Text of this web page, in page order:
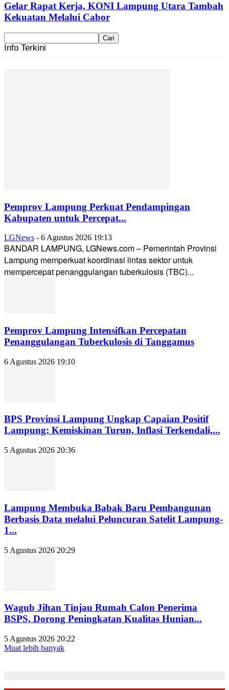
Gelar Rapat Kerja, KONI Lampung Utara Tambah
Kekuatan Melalui Cabor
Info Terkini
Pemprov Lampung Perkuat Pendampingan
Kabupaten untuk Percepat...
LGNews - 6 Agustus 2026 19:13
BANDAR LAMPUNG, LGNews.com – Pemerintah Provinsi
Lampung memperkuat koordinasi lintas sektor untuk
mempercepat penanggulangan tuberkulosis (TBC)...
Pemprov Lampung Intensifkan Percepatan
Penanggulangan Tuberkulosis di Tanggamus
6 Agustus 2026 19:10
BPS Provinsi Lampung Ungkap Capaian Positif
Lampung: Kemiskinan Turun, Inflasi Terkendali,...
5 Agustus 2026 20:36
Lampung Membuka Babak Baru Pembangunan
Berbasis Data melalui Peluncuran Satelit Lampung-
1...
5 Agustus 2026 20:29
Wagub Jihan Tinjau Rumah Calon Penerima
BSPS, Dorong Peningkatan Kualitas Hunian...
5 Agustus 2026 20:22
Muat lebih banyak